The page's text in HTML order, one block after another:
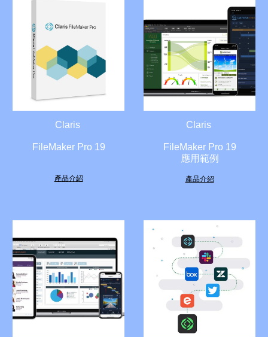
Claris
FileMaker Pro 19
產品介紹
Claris
FileMaker Pro 19
應用範例
產品介紹